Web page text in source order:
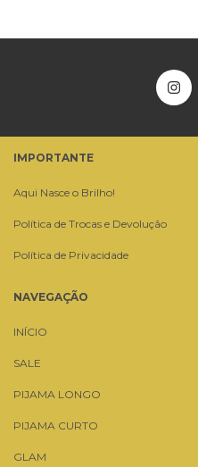
IMPORTANTE
Aqui Nasce o Brilho!
Política de Trocas e Devolução
Política de Privacidade
NAVEGAÇÃO
INÍCIO
SALE
PIJAMA LONGO
PIJAMA CURTO
GLAM